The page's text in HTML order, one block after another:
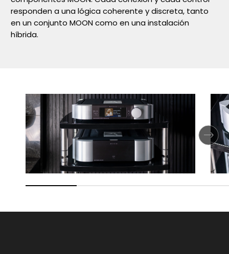
responden a una lógica coherente y discreta, tanto
en un conjunto MOON como en una instalación
híbrida.